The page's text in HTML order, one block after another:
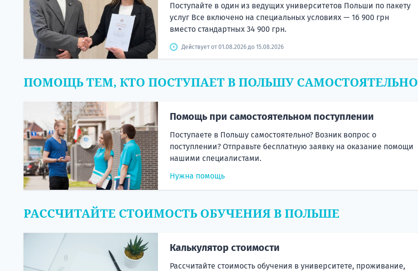
Поступайте в один из ведущих университетов Польши по пакету
услуг Все включено на специальных условиях — 16 900 грн
вместо стандартных 34 900 грн.
Действует от 01.08.2026 до 15.08.2026
ПОМОЩЬ ТЕМ, КТО ПОСТУПАЕТ В ПОЛЬШУ САМОСТОЯТЕЛЬНО
Помощь при самостоятельном поступлении
Поступаете в Польшу самостоятельно? Возник вопрос о
поступлении? Отправьте бесплатную заявку на оказание помощи
нашими специалистами.
Нужна помощь
РАССЧИТАЙТЕ СТОИМОСТЬ ОБУЧЕНИЯ В ПОЛЬШЕ
Калькулятор стоимости
Рассчитайте стоимость обучения в университете, проживание,